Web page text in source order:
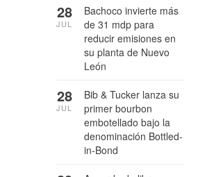
Bachoco invierte más
de 31 mdp para
reducir emisiones en
su planta de Nuevo
León
28
JUL
Bib & Tucker lanza su
primer bourbon
embotellado bajo la
denominación Bottled-
in-Bond
28
JUL